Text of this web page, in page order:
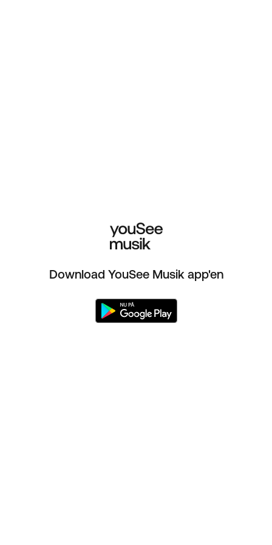
Download YouSee Musik app'en